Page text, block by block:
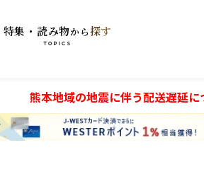
特集・読み物から 探す
TOPICS
熊本地域の地震に伴う配送遅延に